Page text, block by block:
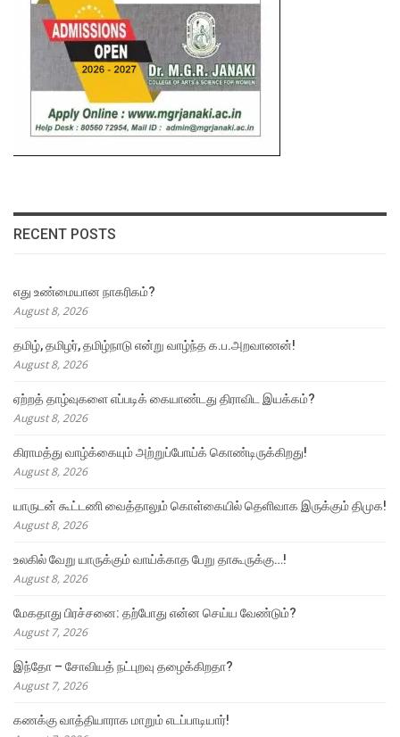
RECENT POSTS
எது உண்மையான நாகரிகம்?
August 8, 2026
தமிழ், தமிழர், தமிழ்நாடு என்று வாழ்ந்த க.ப.அறவாணன்!
August 8, 2026
ஏற்றத் தாழ்வுகளை எப்படிக் கையாண்டது திராவிட இயக்கம்?
August 8, 2026
கிராமத்து வாழ்க்கையும் அற்றுப்போய்க் கொண்டிருக்கிறது!
August 8, 2026
யாருடன் கூட்டணி வைத்தாலும் கொள்கையில் தெளிவாக இருக்கும் திமுக!
August 8, 2026
உலகில் வேறு யாருக்கும் வாய்க்காத பேறு தாகூருக்கு…!
August 8, 2026
மேகதாது பிரச்சனை: தற்போது என்ன செய்ய வேண்டும்?
August 7, 2026
இந்தோ – சோவியத் நட்புறவு தழைக்கிறதா?
August 7, 2026
கணக்கு வாத்தியாராக மாறும் எடப்பாடியார்!